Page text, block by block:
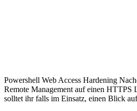
Powershell Web Access Hardening
Remote Management auf einen HTTPS
solltet ihr falls im Einsatz, einen Blick